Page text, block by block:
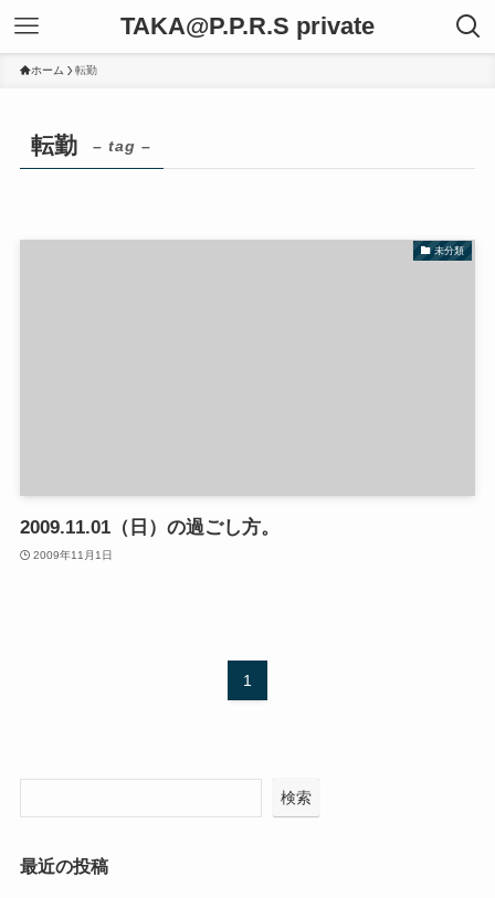
TAKA@P.P.R.S private
ホーム 転勤
転勤 – tag –
未分類
2009.11.01（日）の過ごし方。
2009年11月1日
1
検索
最近の投稿